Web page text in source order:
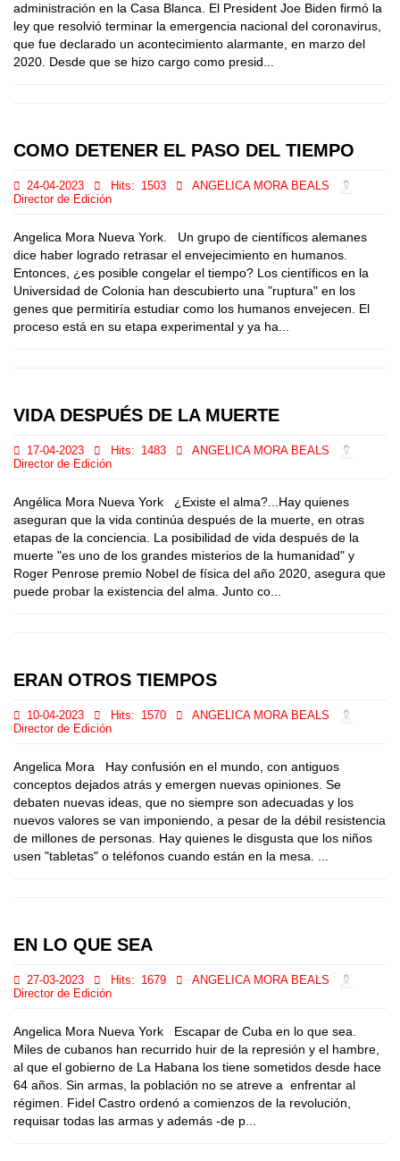
administración en la Casa Blanca. El President Joe Biden firmó la
ley que resolvió terminar la emergencia nacional del coronavirus,
que fue declarado un acontecimiento alarmante, en marzo del
2020. Desde que se hizo cargo como presid...
COMO DETENER EL PASO DEL TIEMPO
24-04-2023 Hits: 1503
ANGELICA MORA BEALS
Director de Edición
Angelica Mora Nueva York. Un grupo de científicos alemanes
dice haber logrado retrasar el envejecimiento en humanos.
Entonces, ¿es posible congelar el tiempo? Los científicos en la
Universidad de Colonia han descubierto una "ruptura" en los
genes que permitiría estudiar como los humanos envejecen. El
proceso está en su etapa experimental y ya ha...
VIDA DESPUÉS DE LA MUERTE
17-04-2023 Hits: 1483
ANGELICA MORA BEALS
Director de Edición
Angélica Mora Nueva York ¿Existe el alma?...Hay quienes
aseguran que la vida continúa después de la muerte, en otras
etapas de la conciencia. La posibilidad de vida después de la
muerte "es uno de los grandes misterios de la humanidad" y
Roger Penrose premio Nobel de física del año 2020, asegura que
puede probar la existencia del alma. Junto co...
ERAN OTROS TIEMPOS
10-04-2023 Hits: 1570
ANGELICA MORA BEALS
Director de Edición
Angelica Mora Hay confusión en el mundo, con antiguos
conceptos dejados atrás y emergen nuevas opiniones. Se
debaten nuevas ideas, que no siempre son adecuadas y los
nuevos valores se van imponiendo, a pesar de la débil resistencia
de millones de personas. Hay quienes le disgusta que los niños
usen "tabletas" o teléfonos cuando están en la mesa. ...
EN LO QUE SEA
27-03-2023 Hits: 1679
ANGELICA MORA BEALS
Director de Edición
Angelica Mora Nueva York Escapar de Cuba en lo que sea.
Miles de cubanos han recurrido huir de la represión y el hambre,
al que el gobierno de La Habana los tiene sometidos desde hace
64 años. Sin armas, la población no se atreve a enfrentar al
régimen. Fidel Castro ordenó a comienzos de la revolución,
requisar todas las armas y además -de p...